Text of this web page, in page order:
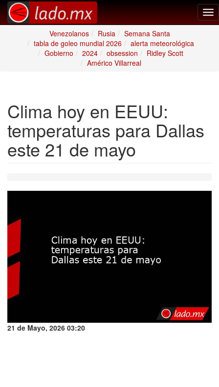
Venezolanos
Rusia
Semana Santa
tabla de goleo mundial 2026
alerta meteorológica
Gobierno
2024 obsession
Ridley Scott
Américo Villarreal
Clima hoy en EEUU:
temperaturas para Dallas
este 21 de mayo
21 de Mayo, 2026 03:20